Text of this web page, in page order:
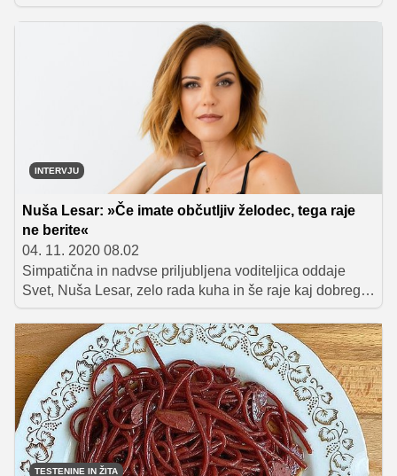
bogata hrana, predvsem iz mesa in ocvrtega testa. Ena
od posebnosti tega obdobja pa je ocvirkova potica.
INTERVJU
Nuša Lesar: »Če imate občutljiv želodec, tega raje
ne berite«
04. 11. 2020 08.02
Simpatična in nadvse priljubljena voditeljica oddaje
Svet, Nuša Lesar, zelo rada kuha in še raje kaj dobrega
poje. Prednost daje predvsem domačim dobrotam, od
katerih zna pripraviti vse, kar obožuje, od pečenk do
ocvirkov.
TESTENINE IN ŽITA